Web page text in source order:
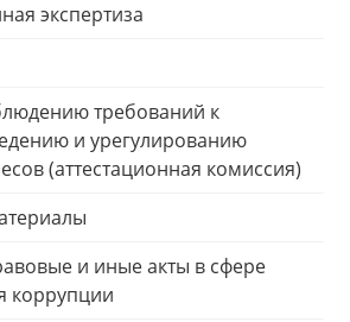
экспертиза
требований к
и урегулированию
(аттестационная комиссия)
и иные акты в сфере
коррупции